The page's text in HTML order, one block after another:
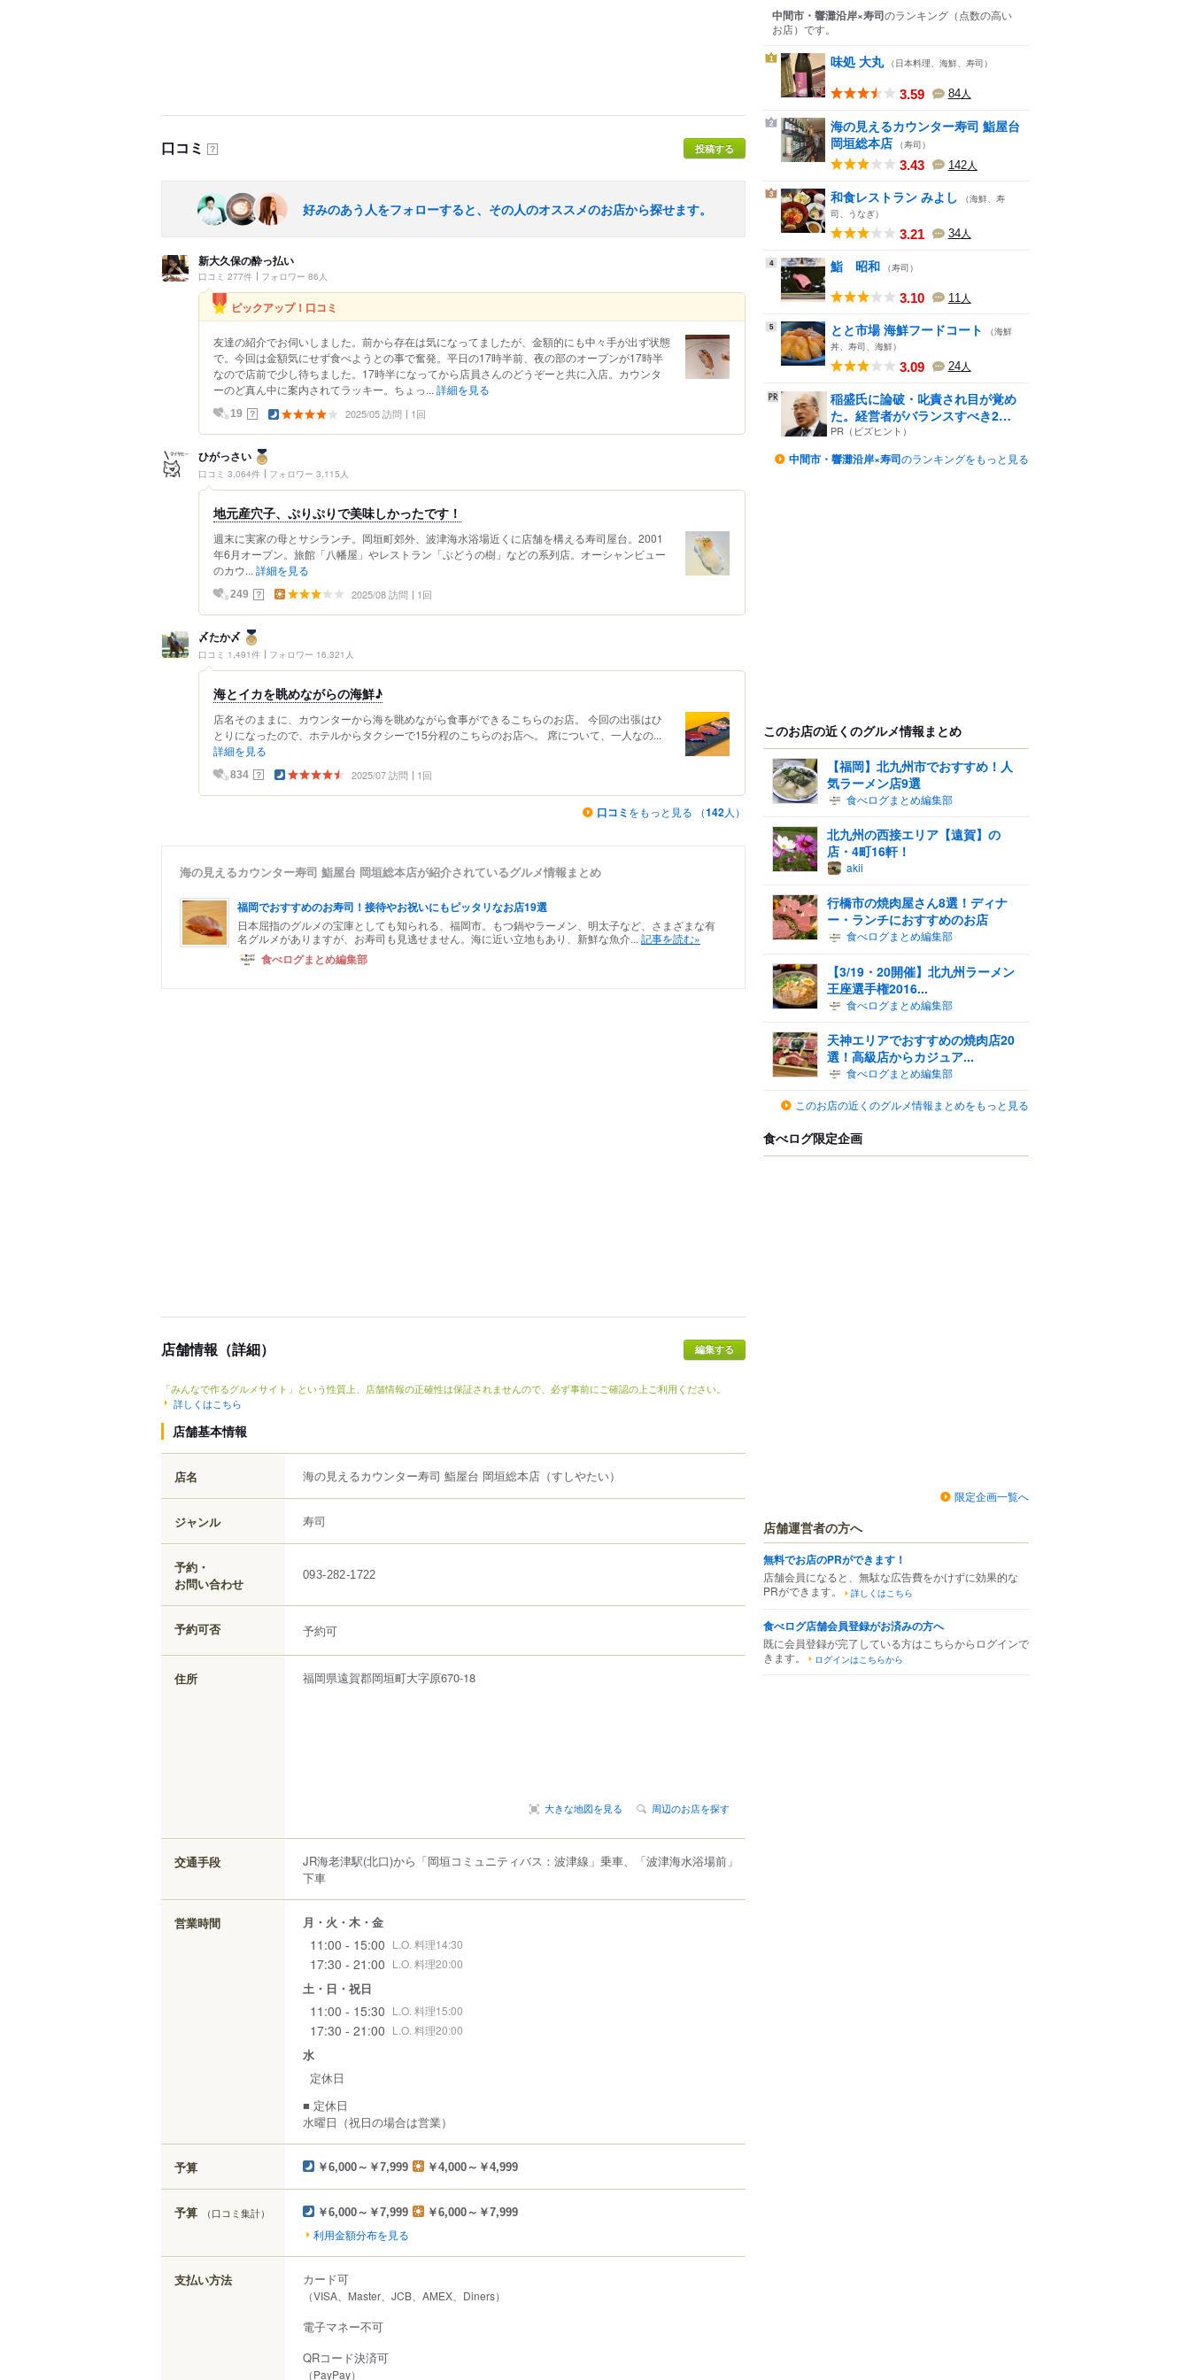
口コミ ？ 投稿する
好みのあう人をフォローすると、その人のオススメのお店から探せます。
新大久保の酔っ払い
口コミ 277件 フォロワー 86人
ピックアップ！口コミ
友達の紹介でお伺いしました。前から存在は気になってましたが、金額的にも中々手が出ず状態
で。今回は金額気にせず食べようとの事で奮発。平日の17時半前、夜の部のオープンが17時半
なので店前で少し待ちました。17時半になってから店員さんのどうぞーと共に入店。カウンタ
ーのど真ん中に案内されてラッキー。ちょっ... 詳細を見る
19 ？ 2025/05 訪問 1回
ひがっさい
口コミ 3,064件 フォロワー 3,115人
地元産穴子、ぷりぷりで美味しかったです！
週末に実家の母とサシランチ。岡垣町郊外、波津海水浴場近くに店舗を構える寿司屋台。2001
年6月オープン。旅館「八幡屋」やレストラン「ぶどうの樹」などの系列店。オーシャンビュー
のカウ... 詳細を見る
249 ？ 2025/08 訪問 1回
〆たか〆
口コミ 1,491件 フォロワー 16,321人
海とイカを眺めながらの海鮮♪
店名そのままに、カウンターから海を眺めながら食事ができるこちらのお店。 今回の出張はひ
とりになったので、ホテルからタクシーで15分程のこちらのお店へ。 席について、一人なの...
詳細を見る
834 ？ 2025/07 訪問 1回
口コミ をもっと見る （142人）
海の見えるカウンター寿司 鮨屋台 岡垣総本店が紹介されているグルメ情報まとめ
福岡でおすすめのお寿司！接待やお祝いにもピッタリなお店19選
日本屈指のグルメの宝庫としても知られる、福岡市。もつ鍋やラーメン、明太子など、さまざまな有
名グルメがありますが、お寿司も見逃せません。海に近い立地もあり、新鮮な魚介... 記事を読む»
食べログまとめ編集部
店舗情報（詳細） 編集する
「みんなで作るグルメサイト」という性質上、店舗情報の正確性は保証されませんので、必ず事前にご確認の上ご利用ください。
詳しくはこちら
店舗基本情報
店名 海の見えるカウンター寿司 鮨屋台 岡垣総本店 （すしやたい）
ジャンル 寿司
予約・
お問い合わせ
093-282-1722
予約可否 予約可
住所 福岡県遠賀郡岡垣町大字原670-18
大きな地図を見る 周辺のお店を探す
交通手段
JR海老津駅(北口)から「岡垣コミュニティバス：波津線」乗車、「波津海水浴場前」
下車
営業時間 月・火・木・金
11:00 - 15:00 L.O. 料理14:30
17:30 - 21:00 L.O. 料理20:00
土・日・祝日
11:00 - 15:30 L.O. 料理15:00
17:30 - 21:00 L.O. 料理20:00
水
定休日
■ 定休日
水曜日（祝日の場合は営業）
予算 ￥6,000～￥7,999 ￥4,000～￥4,999
予算 （口コミ集計） ￥6,000～￥7,999 ￥6,000～￥7,999
利用金額分布を見る
支払い方法 カード可
（VISA、Master、JCB、AMEX、Diners）
電子マネー不可
QRコード決済可
（PayPay）
中間市・響灘沿岸×寿司のランキング （点数の高い
お店） です。
1 味処 大丸 （日本料理、海鮮、寿司）
3.59 84人
2
海の見えるカウンター寿司 鮨屋台
岡垣総本店 （寿司）
3.43 142人
3 和食レストラン みよし
（海鮮、寿
司、うなぎ）
3.21 34人
4 鮨 昭和 （寿司）
3.10 11 人
5 とと市場 海鮮フードコート
（海鮮
丼、寿司、海鮮）
3.09 24人
稲盛氏に論破・叱責され目が覚め
た。経営者がバランスすべき2
つ...
PR（ビズヒント）
中間市・響灘沿岸×寿司のランキングをもっと見る
このお店の近くのグルメ情報まとめ
【福岡】北九州市でおすすめ！人
気ラーメン店9選
食べログまとめ編集部
北九州の西接エリア【遠賀】の
店・4町16軒！
akii
行橋市の焼肉屋さん8選！ディナ
ー・ランチにおすすめのお店
食べログまとめ編集部
【3/19・20開催】北九州ラーメン
王座選手権2016...
食べログまとめ編集部
天神エリアでおすすめの焼肉店20
選！高級店からカジュア...
食べログまとめ編集部
このお店の近くのグルメ情報まとめをもっと見る
食べログ限定企画
限定企画一覧へ
店舗運営者の方へ
無料でお店のPRができます！
店舗会員になると、無駄な広告費をかけずに効果的な
PRができます。
詳しくはこちら
食べログ店舗会員登録がお済みの方へ
既に会員登録が完了している方はこちらからログインで
きます。
ログインはこちらから